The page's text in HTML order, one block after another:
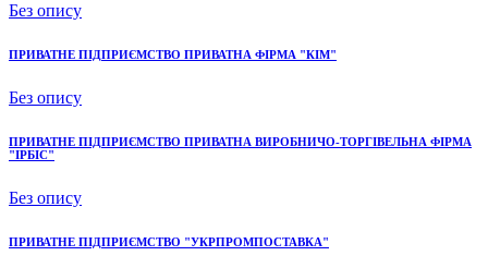
Без опису
ПРИВАТНЕ ПІДПРИЄМСТВО ПРИВАТНА ФІРМА "КІМ"
Без опису
ПРИВАТНЕ ПІДПРИЄМСТВО ПРИВАТНА ВИРОБНИЧО-ТОРГІВЕЛЬНА ФІРМА
"ІРБІС"
Без опису
ПРИВАТНЕ ПІДПРИЄМСТВО "УКРПРОМПОСТАВКА"